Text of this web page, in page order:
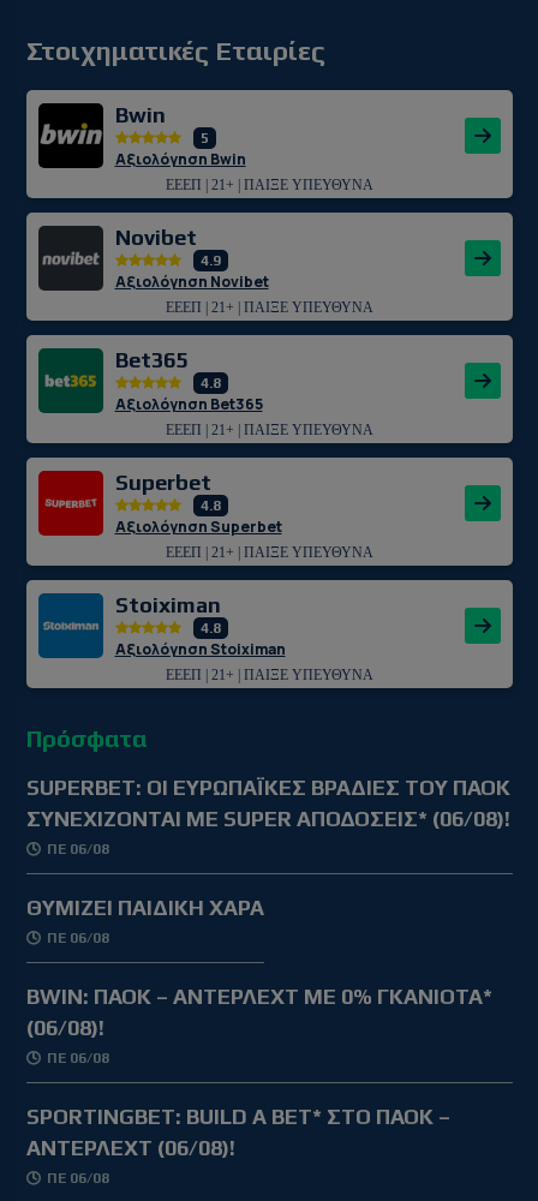
Στοιχηματικές Εταιρίες
Bwin
5
Αξιολόγηση Bwin
ΕΕΕΠ | 21+ | ΠΑΙΞΕ ΥΠΕΥΘΥΝΑ
Novibet
4.9
Αξιολόγηση Novibet
ΕΕΕΠ | 21+ | ΠΑΙΞΕ ΥΠΕΥΘΥΝΑ
Bet365
4.8
Αξιολόγηση Bet365
ΕΕΕΠ | 21+ | ΠΑΙΞΕ ΥΠΕΥΘΥΝΑ
Superbet
4.8
Αξιολόγηση Superbet
ΕΕΕΠ | 21+ | ΠΑΙΞΕ ΥΠΕΥΘΥΝΑ
Stoiximan
4.8
Αξιολόγηση Stoiximan
ΕΕΕΠ | 21+ | ΠΑΙΞΕ ΥΠΕΥΘΥΝΑ
Πρόσφατα
SUPERBET: ΟΙ ΕΥΡΩΠΑΪΚΕΣ ΒΡΑΔΙΕΣ ΤΟΥ ΠΑΟΚ
ΣΥΝΕΧΙΖΟΝΤΑΙ ΜΕ SUPER ΑΠΟΔΟΣΕΙΣ* (06/08)!
ΠΕ 06/08
ΘΥΜΙΖΕΙ ΠΑΙΔΙΚΗ ΧΑΡΑ
ΠΕ 06/08
BWIN: ΠΑΟΚ – ΑΝΤΕΡΛΕΧΤ ΜΕ 0% ΓΚΑΝΙΟΤΑ*
(06/08)!
ΠΕ 06/08
SPORTINGBET: BUILD A BET* ΣΤΟ ΠΑΟΚ –
ΑΝΤΕΡΛΕΧΤ (06/08)!
ΠΕ 06/08